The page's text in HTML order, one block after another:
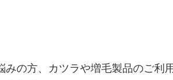
みの方、カツラや増毛製品のご利